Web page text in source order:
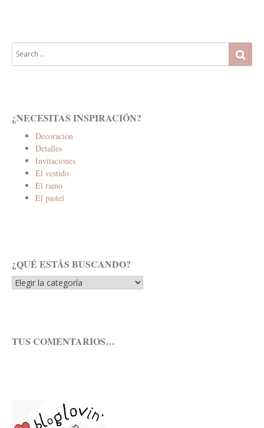
for:
¿NECESITAS INSPIRACIÓN?
Decoración
Detalles
Invitaciones
El vestido
El ramo
El pastel
¿QUÉ ESTÁS BUSCANDO?
¿Qué
TUS COMENTARIOS…